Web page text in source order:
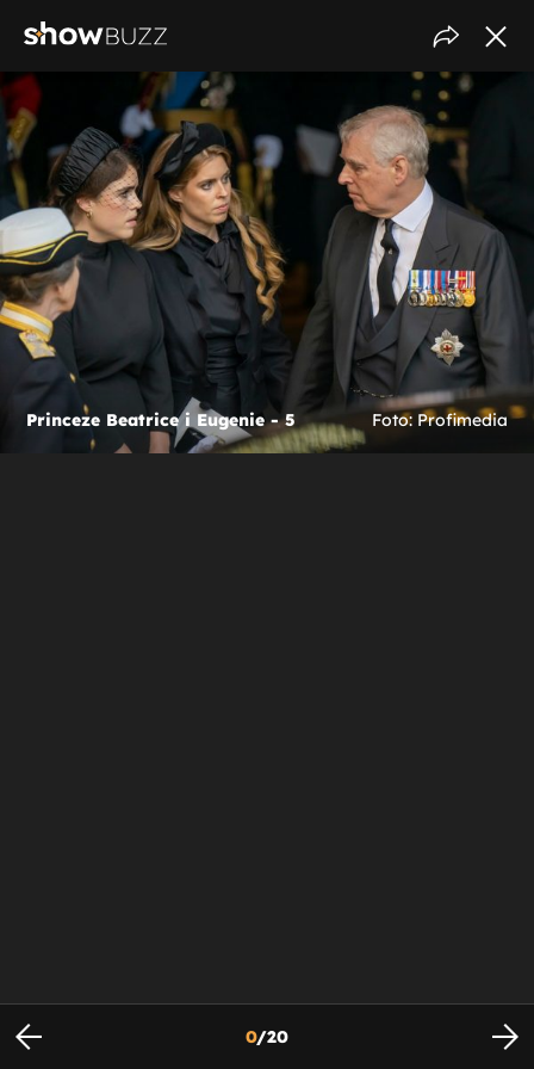
Princeze Beatrice i Eugenie - 5 Foto: Profimedia
0/20